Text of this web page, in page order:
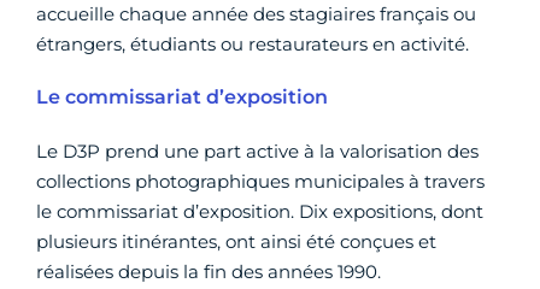
accueille chaque année des stagiaires français ou
étrangers, étudiants ou restaurateurs en activité.
Le commissariat d’exposition
Le D3P prend une part active à la valorisation des
collections photographiques municipales à travers
le commissariat d’exposition. Dix expositions, dont
plusieurs itinérantes, ont ainsi été conçues et
réalisées depuis la fin des années 1990.